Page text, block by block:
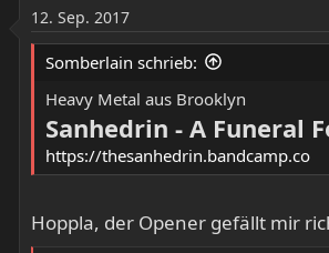
a
k
t
o
e
n
:
12. Sep. 2017
Somberlain schrieb:
Heavy Metal aus Brooklyn
Sanhedrin - A Funeral
https://thesanhedrin.bandcamp.co
Hoppla, der Opener gefällt mir